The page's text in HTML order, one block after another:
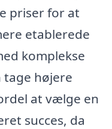
priser for at
etablerede
komplekse
højere
at vælge en
succes, da